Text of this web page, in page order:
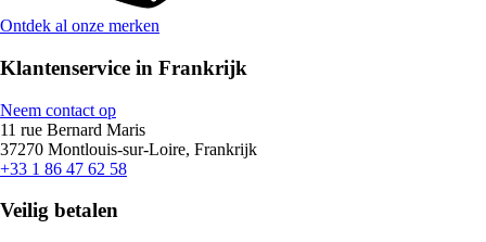
Ontdek al onze merken
Klantenservice in Frankrijk
Neem contact op
11 rue Bernard Maris
37270 Montlouis-sur-Loire, Frankrijk
+33 1 86 47 62 58
Veilig betalen